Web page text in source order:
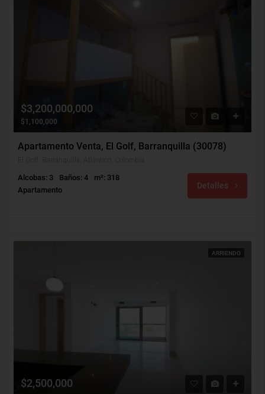
$3,200,000,000
$1,100,000
Apartamento Venta, El Golf, Barranquilla (30078)
Alcobas: 3 Baños: 4
m²: 318
Apartamento
Detalles
ARRIENDO
$2,500,000